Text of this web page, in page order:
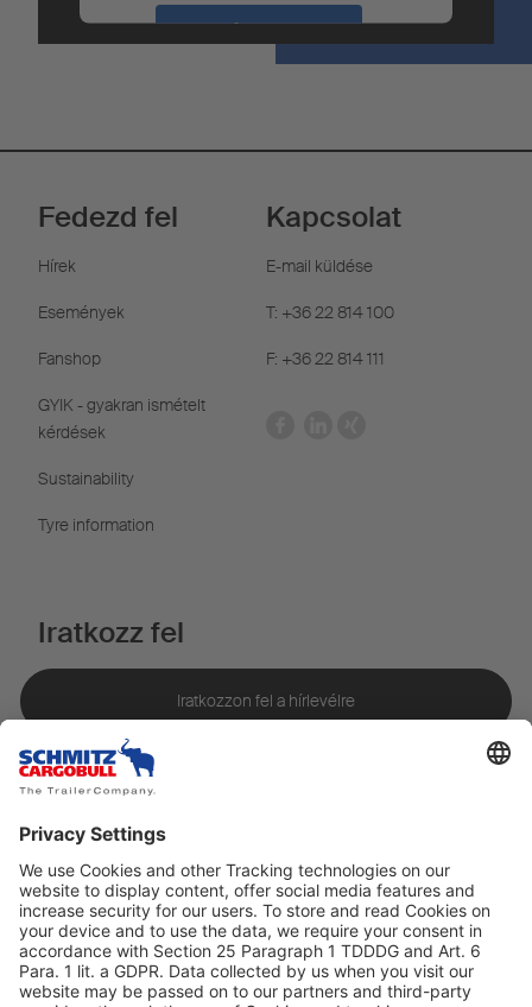
Accept
Fedezd fel
Hírek
Események
Fanshop
GYIK - gyakran ismételt
kérdések
Sustainability
Tyre information
Kapcsolat
E-mail küldése
T: +36 22 814 100
F: +36 22 814 111
Iratkozz fel